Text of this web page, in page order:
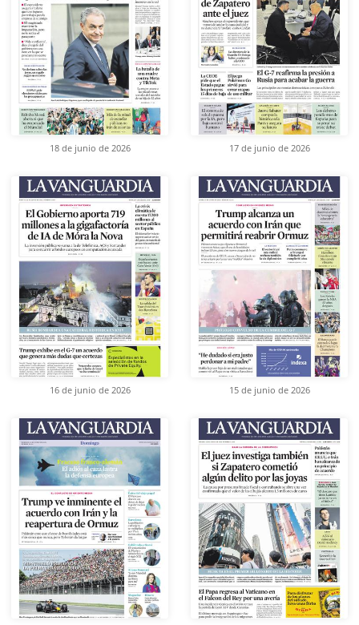
18 de junio de 2026 17 de junio de 2026
16 de junio de 2026 15 de junio de 2026